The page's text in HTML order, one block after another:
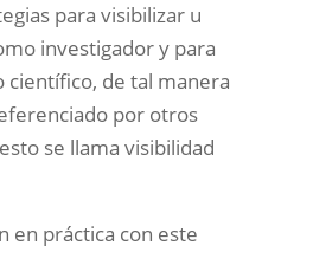
para visibilizar u
investigador y para
de tal manera
por otros
se llama visibilidad
en práctica con este